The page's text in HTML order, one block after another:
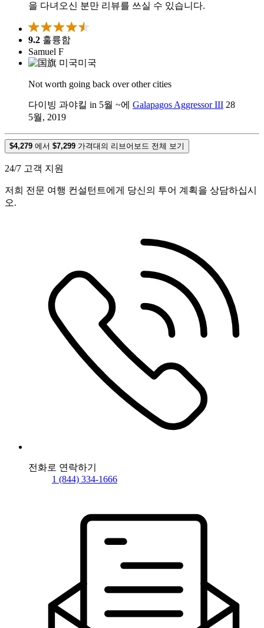
을 다녀오신 분만 리뷰를 쓰실 수 있습니다.
9.2 훌륭함
Samuel F
미국
Not worth going back over other cities
다이빙 과야킬 in 5월 ~에 Galapagos Aggressor III 28
5월, 2019
$4,279 에서 $7,299 가격대의 리브어보드 전체 보기
24/7 고객 지원
저희 전문 여행 컨설턴트에게 당신의 투어 계획을 상담하십시
오.
전화로 연락하기
1 (844) 334-1666